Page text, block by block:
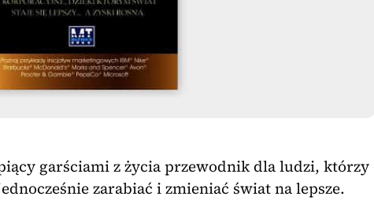
garściami z życia przewodnik dla ludzi, którzy
zarabiać i zmieniać świat na lepsze.